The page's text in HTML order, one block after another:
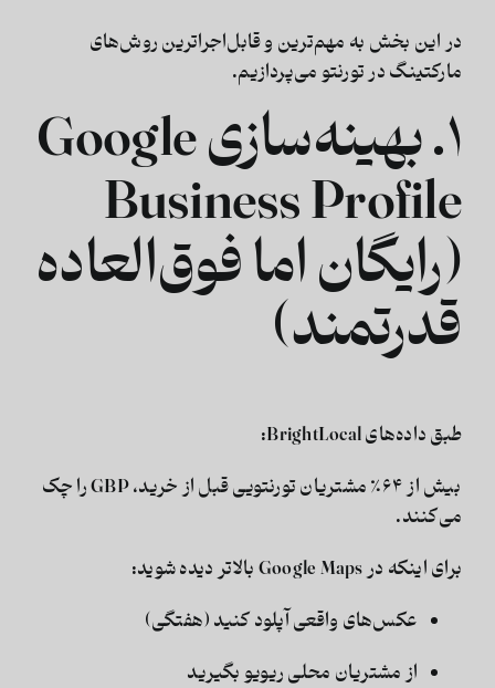
در این بخش به مهم‌ترین و قابل‌اجرا‌ترین روش‌های
مارکتینگ در تورنتومی‌پردازیم.
۱. بهینه‌سازی Google
Business Profile
(رایگان اما فوق‌العاده
قدرتمند)
طبق داده‌های BrightLocal:
بیش از ۶۴٪ مشتریان تورنتویی قبل از خرید، GBP را چک
می‌کنند.
برای اینکه در Google Maps بالاتر دیده شوید:
عکس‌های واقعی آپلود کنید (هفتگی)
از مشتریان محلی ریویو بگیرید